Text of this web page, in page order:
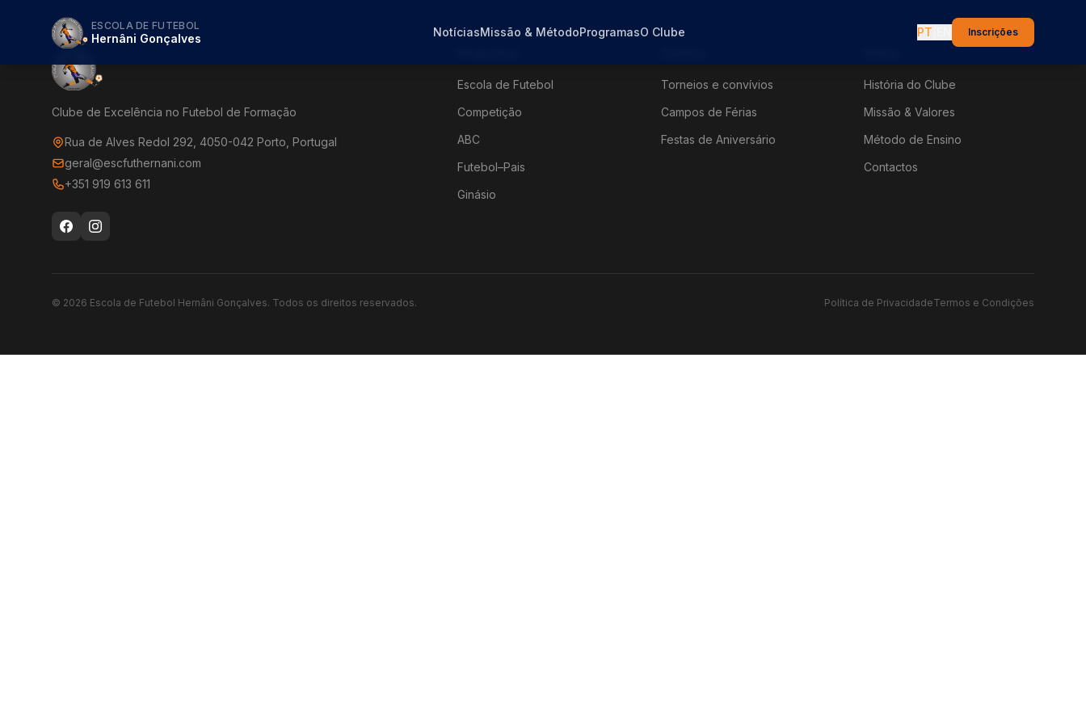
ESCOLA DE FUTEBOL
Hernâni Gonçalves NotíciasMissão & MétodoProgramasO Clube PT Inscrições
Clube de Excelência no Futebol de Formação
Rua de Alves Redol 292, 4050-042 Porto, Portugal
geral@escfuthernani.com
+351 919 613 611
Escola de Futebol
Competição
ABC
Futebol–Pais
Ginásio
Torneios e convívios
Campos de Férias
Festas de Aniversário
História do Clube
Missão & Valores
Método de Ensino
Contactos
© 2026 Escola de Futebol Hernâni Gonçalves. Todos os direitos reservados. Política de PrivacidadeTermos e Condições